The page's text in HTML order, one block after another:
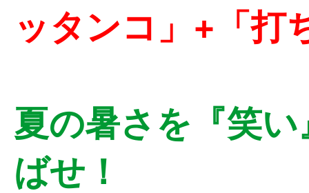
ッタンコ」+「打
夏の暑さを『笑
ばせ！